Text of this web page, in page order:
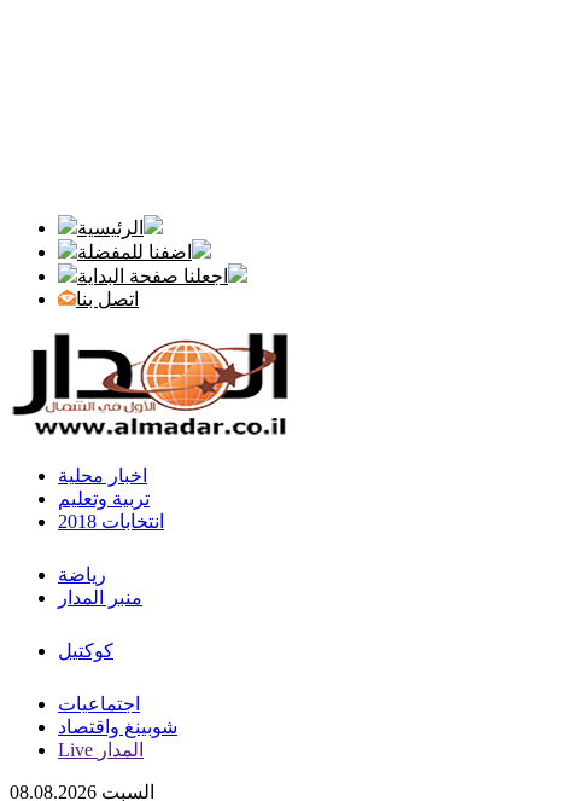
الرئيسية
اضفنا للمفضلة
اجعلنا صفحة البداية
اتصل بنا
اخبار محلية
تربية وتعليم
انتخابات 2018
رياضة
منبر المدار
كوكتيل
اجتماعيات
شوبينغ واقتصاد
Live المدار